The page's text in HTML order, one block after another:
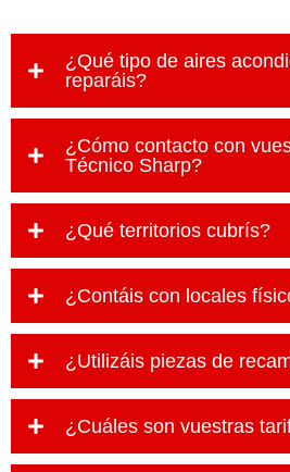
¿Qué tipo de aires
reparáis?
¿Cómo contacto con
Técnico Sharp?
¿Qué territorios cubrís?
¿Contáis con locales
¿Utilizáis piezas de
¿Cuáles son vuestras